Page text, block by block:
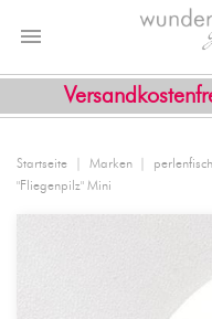

Startseite Marken
"Fliegenpilz" Mini